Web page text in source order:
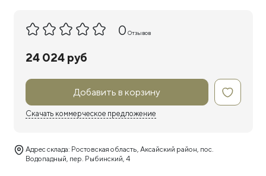
0 Отзывов
24 024 руб
Добавить в корзину
Скачать коммерческое предложение
Адрес склада: Ростовская область, Аксайский район, пос.
Водопадный, пер. Рыбинский, 4